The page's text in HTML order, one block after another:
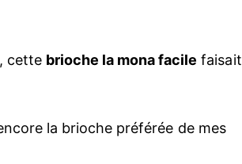
cette brioche la mona facile faisait
la brioche préférée de mes